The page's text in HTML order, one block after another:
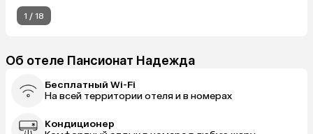
1 / 18
Об отеле Пансионат Надежда
Бесплатный Wi-Fi
На всей территории отеля и в номерах
Кондиционер